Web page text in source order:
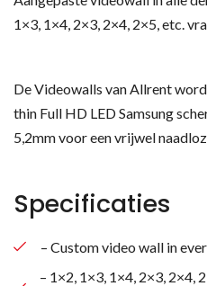
1×3, 1×4, 2×3, 2×4, 2×5, etc.
De Videowalls van Allrent
thin Full HD LED Samsung
5,2mm voor een vrijwel
Specificaties
– Custom video wall in
– 1×2, 1×3, 1×4, 2×3, 2×4,